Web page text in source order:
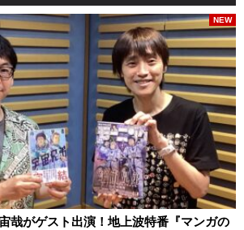
哉がゲスト出演！地上波特番『マンガの
NEW